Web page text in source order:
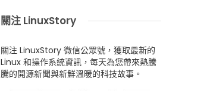
關注 LinuxStory
關注 LinuxStory 微信公眾號，獲取最新的
Linux 和操作系統資訊，每天為您帶來熱騰
騰的開源新聞與新鮮溫暖的科技故事。